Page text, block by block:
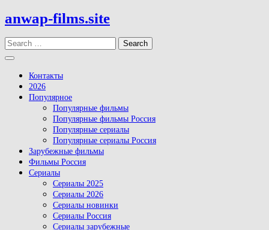
Skip
to
content
anwap-films.site
Search
Open
Button
Контакты
2026
Популярное
Популярные фильмы
Популярные фильмы Россия
Популярные сериалы
Популярные сериалы Россия
Зарубежные фильмы
Фильмы Россия
Сериалы
Сериалы 2025
Сериалы 2026
Сериалы новинки
Сериалы Россия
Сериалы зарубежные